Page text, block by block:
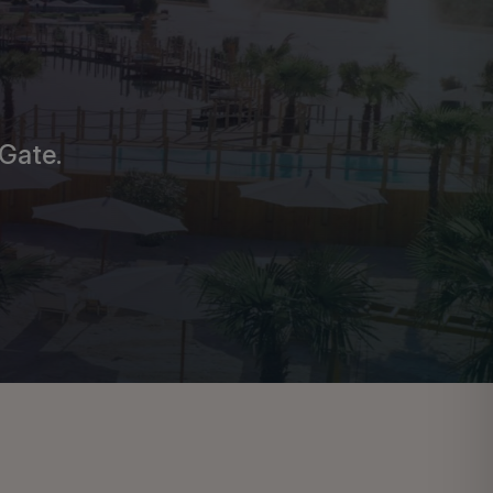
her
echte...
Griesheim – Das müsst ihr jetzt